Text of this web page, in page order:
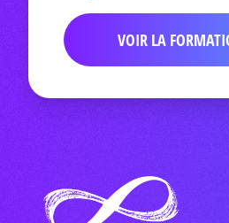
VOIR LA